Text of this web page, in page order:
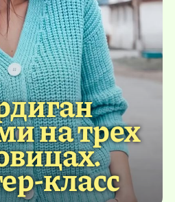
на трех
класс